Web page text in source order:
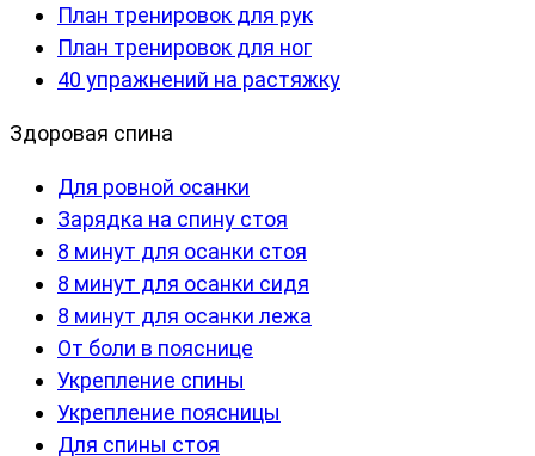
План тренировок для рук
План тренировок для ног
40 упражнений на растяжку
Здоровая спина
Для ровной осанки
Зарядка на спину стоя
8 минут для осанки стоя
8 минут для осанки сидя
8 минут для осанки лежа
От боли в пояснице
Укрепление спины
Укрепление поясницы
Для спины стоя